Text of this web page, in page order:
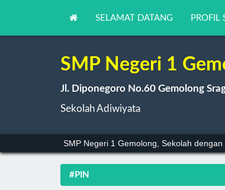
SELAMAT DATANG PROFIL
SMP Negeri 1
Jl. Diponegoro No.60 Gemolong
Sekolah Adiwiyata
SMP Negeri 1 Gemolong, Sekolah
#PIN